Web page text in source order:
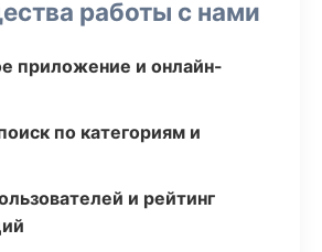
работы с нами
приложение и онлайн-
по категориям и
и рейтинг